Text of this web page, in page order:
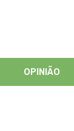
OPINIÃO